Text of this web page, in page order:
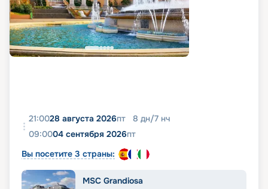
21:0028 августа 2026пт 8 дн/7 нч
09:0004 сентября 2026пт
Вы посетите 3 страны:
MSC Grandiosa